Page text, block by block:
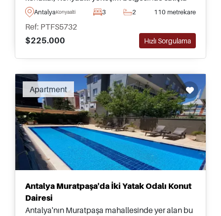
olup yüzme havuzu ve bahçeler dahil çeşitli site
AntalyaKonyaalti 3 2 110 metrekare
Ref: PTFS5732
$225.000
Hızlı Sorgulama
Apartment
Antalya Muratpaşa'da İki Yatak Odalı Konut
Dairesi
Antalya'nın Muratpaşa mahallesinde yer alan bu